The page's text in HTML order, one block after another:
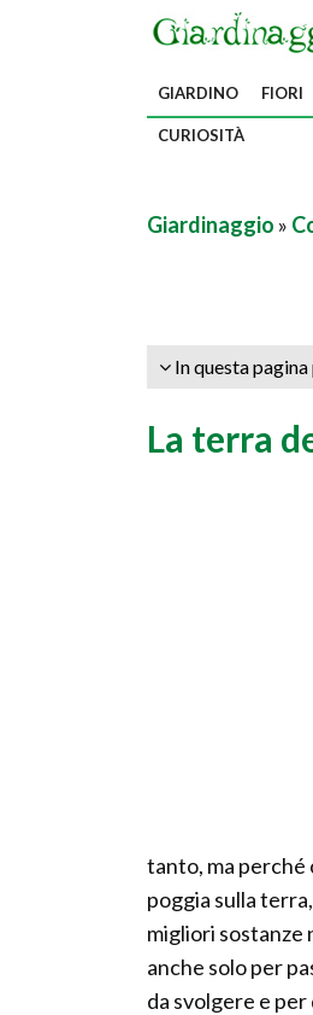
GIARDINO FIORI
CURIOSITÀ
Giardinaggio »
In questa
La terra
tanto, ma perché
poggia sulla
migliori
anche solo per
da svolgere e